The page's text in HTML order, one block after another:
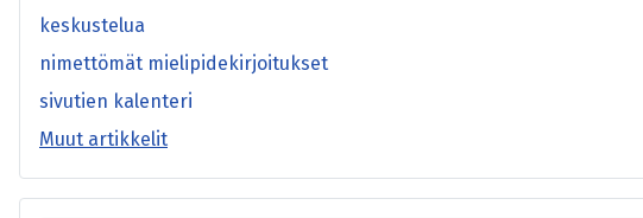
keskustelua
nimettömät mielipidekirjoitukset
sivutien kalenteri
Muut artikkelit